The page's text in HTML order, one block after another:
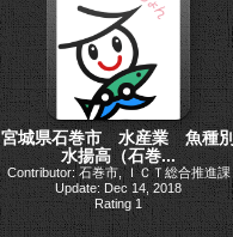
宮城県石巻市 水産業 魚種
水揚高（石巻...
Contributor: 石巻市, ＩＣＴ総合推進課
Update: Dec 14, 2018
Rating 1